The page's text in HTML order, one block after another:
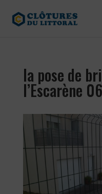
la pose de
l’Escarène